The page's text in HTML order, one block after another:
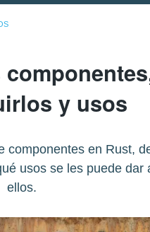
y usos
componentes en Rust,
usos se les puede dar
ellos.